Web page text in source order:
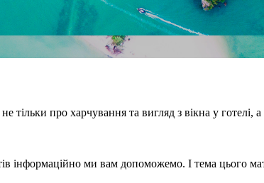
тільки про харчування та вигляд з вікна у готелі,
інформаційно ми вам допоможемо. І тема цього